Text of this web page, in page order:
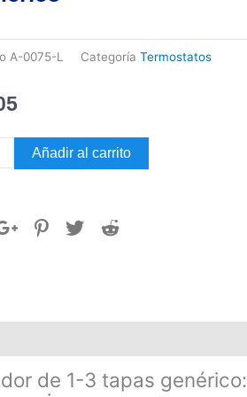
A-0075-L Categoría Termostatos
Añadir al carrito
de 1-3 tapas genérico: